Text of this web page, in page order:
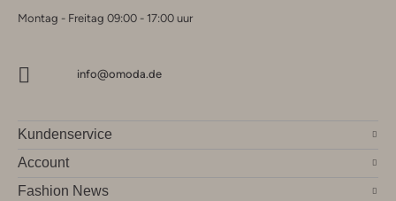
Montag - Freitag 09:00 - 17:00 uur
info@omoda.de
Kundenservice
Account
Fashion News